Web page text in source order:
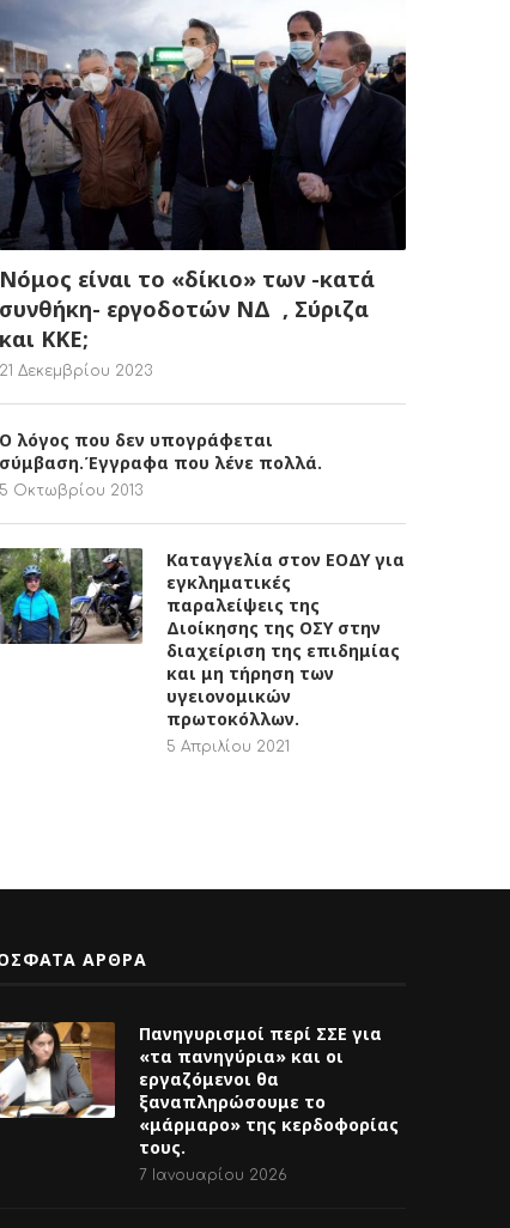
Νόμος είναι το «δίκιο» των -κατά
συνθήκη- εργοδοτών ΝΔ , Σύριζα
και ΚΚΕ;
21 Δεκεμβρίου 2023
Ο λόγος που δεν υπογράφεται
σύμβαση.Έγγραφα που λένε πολλά.
5 Οκτωβρίου 2013
Καταγγελία στον ΕΟΔΥ για
εγκληματικές
παραλείψεις της
Διοίκησης της ΟΣΥ στην
διαχείριση της επιδημίας
και μη τήρηση των
υγειονομικών
πρωτοκόλλων.
5 Απριλίου 2021
ΑΡΘΡΑ
Πανηγυρισμοί περί ΣΣΕ για
«τα πανηγύρια» και οι
εργαζόμενοι θα
ξαναπληρώσουμε το
«μάρμαρο» της κερδοφορίας
τους.
7 Ιανουαρίου 2026